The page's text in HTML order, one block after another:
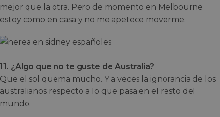
mejor que la otra. Pero de momento en Melbourne
estoy como en casa y no me apetece moverme.
11. ¿Algo que no te guste de Australia?
Que el sol quema mucho. Y a veces la ignorancia de los
australianos respecto a lo que pasa en el resto del
mundo.